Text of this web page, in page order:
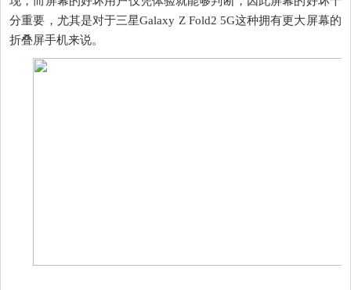
分重要，尤其是对于三星Galaxy Z Fold2 5G这种拥有更大屏幕的
折叠屏手机来说。